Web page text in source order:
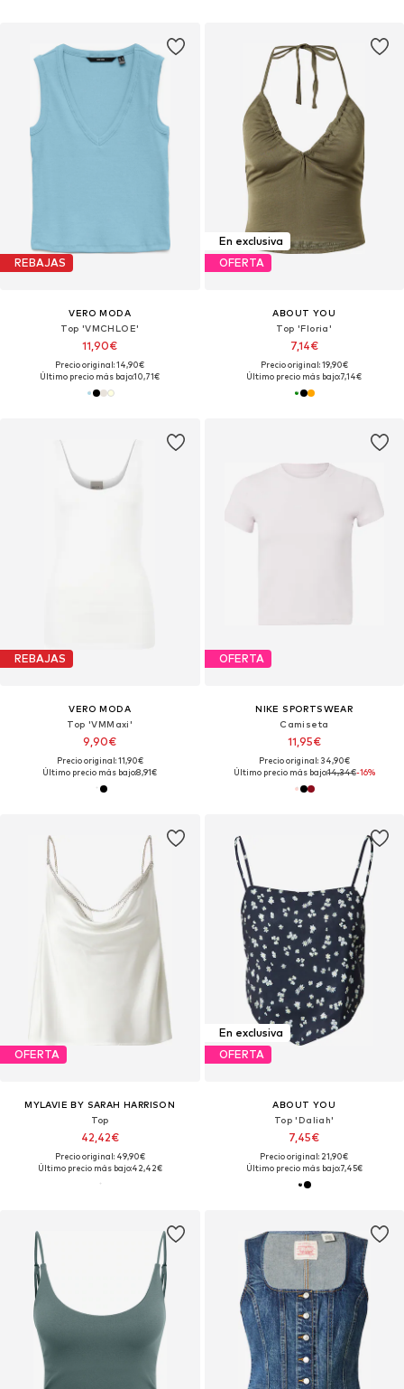
REBAJAS
VERO MODA
Top 'VMCHLOE'
11,90€
Precio original: 14,90€
Último precio más bajo:10,71€
En exclusiva
OFERTA
ABOUT YOU
Top 'Floria'
7,14€
Precio original: 19,90€
Último precio más bajo:7,14€
REBAJAS
VERO MODA
Top 'VMMaxi'
9,90€
Precio original: 11,90€
Último precio más bajo:8,91€
OFERTA
NIKE SPORTSWEAR
Camiseta
11,95€
Precio original: 34,90€
Último precio más bajo:14,34€-16%
OFERTA
MYLAVIE BY SARAH HARRISON
Top
42,42€
Precio original: 49,90€
Último precio más bajo:42,42€
En exclusiva
OFERTA
ABOUT YOU
Top 'Daliah'
7,45€
Precio original: 21,90€
Último precio más bajo:7,45€